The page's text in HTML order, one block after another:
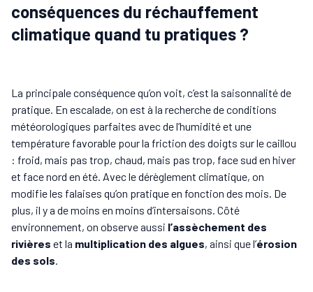
conséquences du réchauffement
climatique quand tu pratiques ?
La principale conséquence qu’on voit, c’est la saisonnalité de
pratique. En escalade, on est à la recherche de conditions
météorologiques parfaites avec de l’humidité et une
température favorable pour la friction des doigts sur le caillou
: froid, mais pas trop, chaud, mais pas trop, face sud en hiver
et face nord en été. Avec le dérèglement climatique, on
modifie les falaises qu’on pratique en fonction des mois. De
plus, il y a de moins en moins d’intersaisons. Côté
environnement, on observe aussi l’assèchement des
rivières et la multiplication des algues, ainsi que l’érosion
des sols.